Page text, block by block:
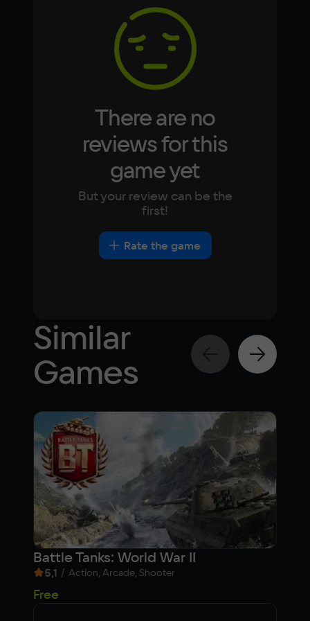
Video card
DirectX(R): 9.0, Звуковая карта:
совместимая c DirectX
Japanese
There are no
reviews for this
game yet
But your review can be the
first!
Rate the game
Similar
Games
Battle Tanks: World War II
5,1 / Action, Arcade, Shooter
Free